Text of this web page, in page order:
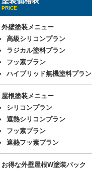
PRICE
外壁塗装メニュー
高級シリコンプラン
ラジカル塗料プラン
フッ素プラン
ハイブリッド無機塗料プラン
屋根塗装メニュー
シリコンプラン
遮熱シリコンプラン
フッ素プラン
遮熱フッ素プラン
お得な外壁屋根W塗装パック